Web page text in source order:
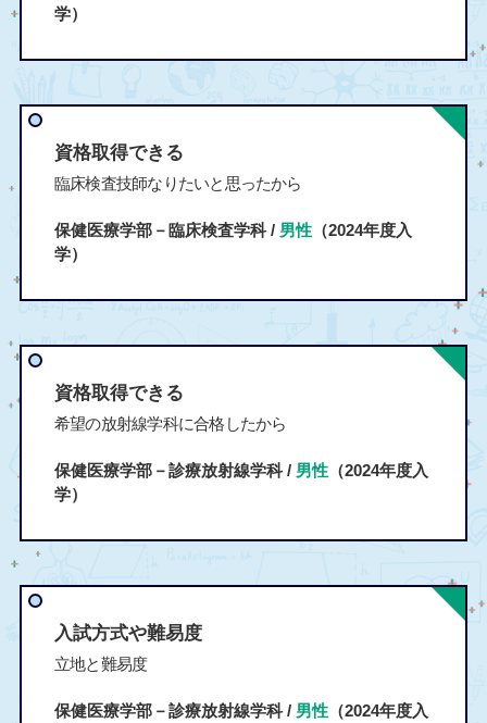
学）
資格取得できる
臨床検査技師なりたいと思ったから
保健医療学部－臨床検査学科 / 男性（2024年度入
学）
資格取得できる
希望の放射線学科に合格したから
保健医療学部－診療放射線学科 / 男性（2024年度入
学）
入試方式や難易度
立地と難易度
保健医療学部－診療放射線学科 / 男性（2024年度入